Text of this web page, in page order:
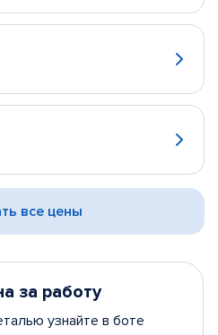
все цены
за работу
узнайте в боте